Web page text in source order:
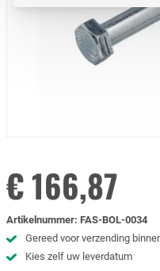
€ 166,87
Artikelnummer: FAS-BOL-0034
Gereed voor verzending
Kies zelf uw leverdatum